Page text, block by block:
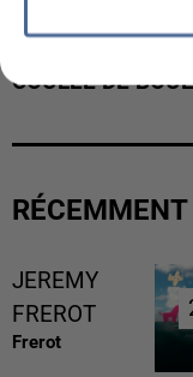
COULÉE DE
JEREMY
FREROT
Frerot